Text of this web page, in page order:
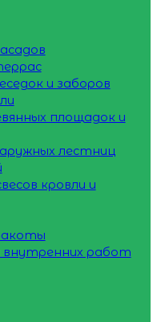
и заборов
площадок и
лестниц
кровли и
внутренних работ